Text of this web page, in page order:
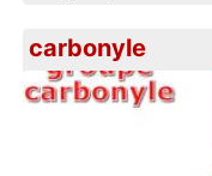
carbonyle